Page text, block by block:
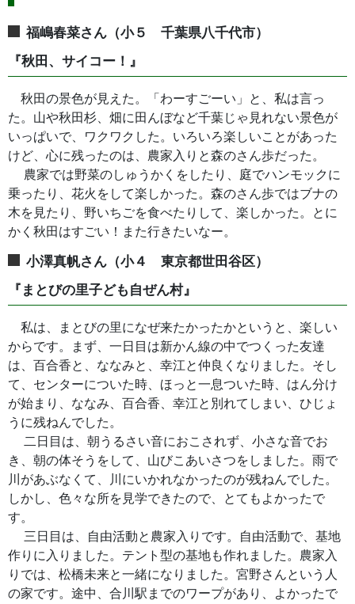
福嶋春菜さん（小５ 千葉県八千代市）
『秋田、サイコー！』
秋田の景色が見えた。「わーすごーい」と、私は言っ
た。山や秋田杉、畑に田んぼなど千葉じゃ見れない景色が
いっぱいで、ワクワクした。いろいろ楽しいことがあった
けど、心に残ったのは、農家入りと森のさん歩だった。
農家では野菜のしゅうかくをしたり、庭でハンモックに
乗ったり、花火をして楽しかった。森のさん歩ではブナの
木を見たり、野いちごを食べたりして、楽しかった。とに
かく秋田はすごい！また行きたいなー。
小澤真帆さん（小４ 東京都世田谷区）
『まとびの里子ども自ぜん村』
私は、まとびの里になぜ来たかったかというと、楽しい
からです。まず、一日目は新かん線の中でつくった友達
は、百合香と、ななみと、幸江と仲良くなりました。そし
て、センターについた時、ほっと一息ついた時、はん分け
が始まり、ななみ、百合香、幸江と別れてしまい、ひじょ
うに残ねんでした。
二日目は、朝うるさい音におこされず、小さな音でお
き、朝の体そうをして、山びこあいさつをしました。雨で
川があぶなくて、川にいかれなかったのが残ねんでした。
しかし、色々な所を見学できたので、とてもよかったで
す。
三日目は、自由活動と農家入りです。自由活動で、基地
作りに入りました。テント型の基地も作れました。農家入
りでは、松橋未来と一緒になりました。宮野さんという人
の家です。途中、合川駅までのワープがあり、よかったで